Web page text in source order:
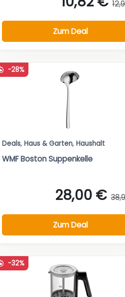
Zum Deal
-28%
Deals, Haus & Garten, Haushalt
WMF Boston Suppenkelle
28,00 €
Zum Deal
-32%